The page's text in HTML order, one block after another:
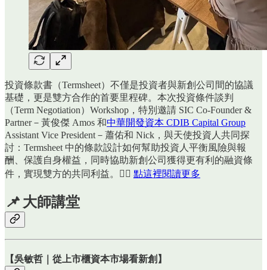
投資條款書（Termsheet）不僅是投資者與新創公司間的協議
基礎，更是雙方合作的首要里程碑。本次投資條件談判
（Term Negotiation）Workshop，特別邀請 SIC Co-Founder &
Partner－黃俊傑 Amos 和中華開發資本 CDIB Capital Group
Assistant Vice President－蕭佑和 Nick，與天使投資人共同探
討：Termsheet 中的條款設計如何幫助投資人平衡風險與報
酬、保護自身權益，同時協助新創公司獲得更有利的融資條
件，實現雙方的共同利益。👉🏻 點這裡閱讀更多
📌大師講堂
【吳敏哲｜從上市櫃資本市場看新創 】